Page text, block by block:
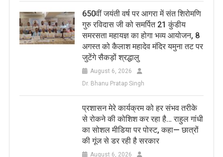
650वीं जयंती वर्ष पर आगरा में संत शिरोमणि
गुरु रविदास जी को समर्पित 21 कुंडीय
समरसता महायज्ञ का होगा भव्य आयोजन, 8
अगस्त को कैलाश महादेव मंदिर यमुना तट पर
जुटेंगे सैकड़ों श्रद्धालु
August 6, 2026
Dr. Bhanu Pratap Singh
प्रशासन मेरे कार्यक्रम को हर संभव तरीके
से रोकने की कोशिश कर रहा है… राहुल गांधी
का सोशल मीडिया पर पोस्ट, कहा— छात्रों
की गूंज से डर रही है सरकार
August 6, 2026